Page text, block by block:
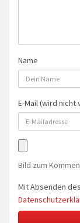
Name
E-Mail (wird
Bild zum
Mit Absenden